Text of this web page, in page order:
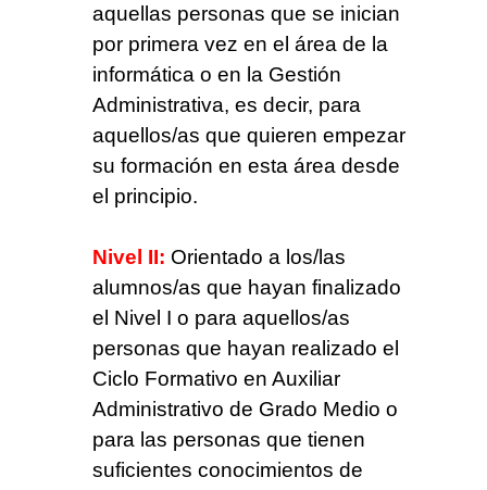
aquellas personas que se inician
por primera vez en el área de la
informática o en la Gestión
Administrativa, es decir, para
aquellos/as que quieren empezar
su formación en esta área desde
el principio.
Nivel II: Orientado a los/las
alumnos/as que hayan finalizado
el Nivel I o para aquellos/as
personas que hayan realizado el
Ciclo Formativo en Auxiliar
Administrativo de Grado Medio o
para las personas que tienen
suficientes conocimientos de